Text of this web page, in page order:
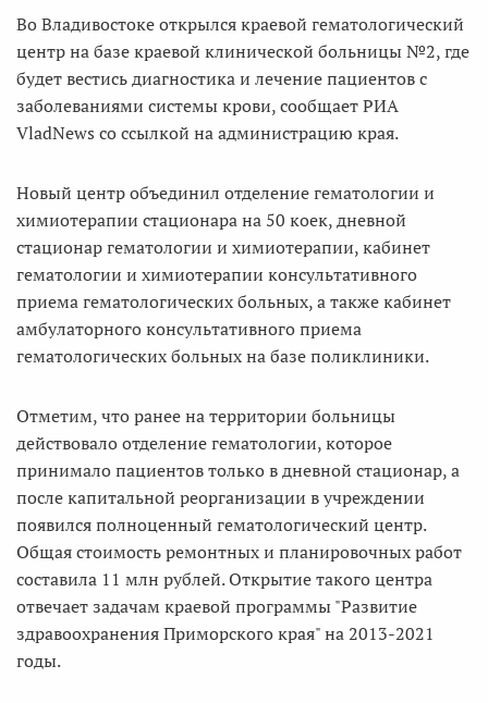
Во Владивостоке открылся краевой гематологический
центр на базе краевой клинической больницы №2, где
будет вестись диагностика и лечение пациентов с
заболеваниями системы крови, сообщает РИА
VladNews со ссылкой на администрацию края.
Новый центр объединил отделение гематологии и
химиотерапии стационара на 50 коек, дневной
стационар гематологии и химиотерапии, кабинет
гематологии и химиотерапии консультативного
приема гематологических больных, а также кабинет
амбулаторного консультативного приема
гематологических больных на базе поликлиники.
Отметим, что ранее на территории больницы
действовало отделение гематологии, которое
принимало пациентов только в дневной стационар, а
после капитальной реорганизации в учреждении
появился полноценный гематологический центр.
Общая стоимость ремонтных и планировочных работ
составила 11 млн рублей. Открытие такого центра
отвечает задачам краевой программы "Развитие
здравоохранения Приморского края" на 2013-2021
годы.